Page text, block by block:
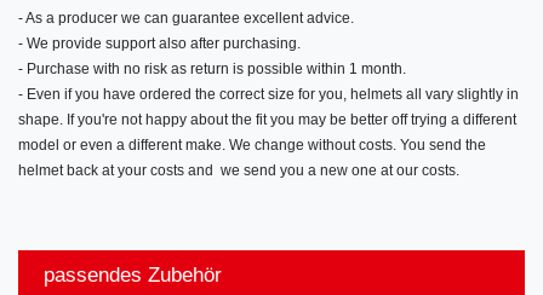
- As a producer we can guarantee excellent advice.
- We provide support also after purchasing.
- Purchase with no risk as return is possible within 1 month.
- Even if you have ordered the correct size for you, helmets all vary slightly in
shape. If you're not happy about the fit you may be better off trying a different
model or even a different make. We change without costs. You send the
helmet back at your costs and we send you a new one at our costs.
passendes Zubehör